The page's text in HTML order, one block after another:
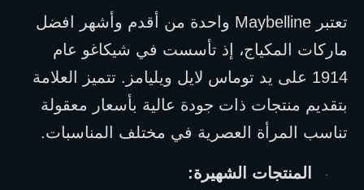
تعتبر Maybelline
تناسب المرأة العصرية في مختلف المناسبات.
· المنتجات الشهيرة: